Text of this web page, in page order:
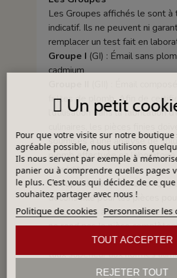
Les Groupes affichés le sont à
indicatif. Ils ne peuvent ni
remplacer un test fait en
Groupe I (GI) : Émail sans
cadmium
frittes de plomb. Afin de certifier
l’utilisation dans la fabrication
soumises à une analyse de
plomb effectuée en laboratoire
accrédité.
Groupe III(GIII) : Émail
déconseillé pour les pièces
contenir des aliments car l’effet
ne rend pas la pièce
imperméable - Fritte composée
taux supérieur aux normes
(GIV) : Émail
Un petit
Pour que votre visite sur notre boutique
agréable possible, nous utilisons
Ils nous servent par exemple à
panier ou à comprendre quelles pages
le plus. C'est vous qui décidez de ce
souhaitez partager avec nous !
Politique de cookies Personnaliser les
REJETER TOUT
TOUT ACCEPTER